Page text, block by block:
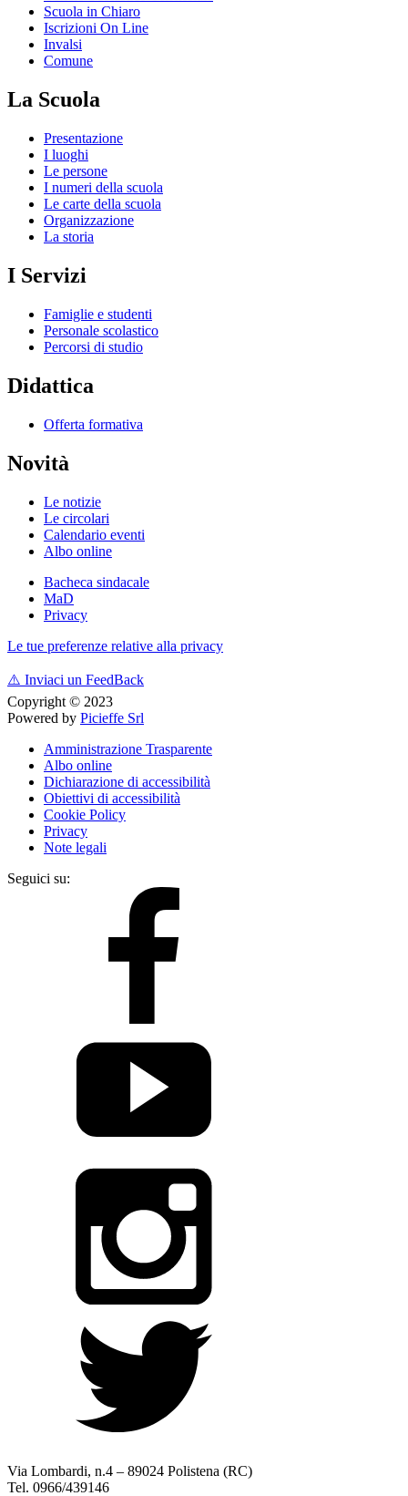
Scuola in Chiaro
Iscrizioni On Line
Invalsi
Comune
La Scuola
Presentazione
I luoghi
Le persone
I numeri della scuola
Le carte della scuola
Organizzazione
La storia
I Servizi
Famiglie e studenti
Personale scolastico
Percorsi di studio
Didattica
Offerta formativa
Novità
Le notizie
Le circolari
Calendario eventi
Albo online
Bacheca sindacale
MaD
Privacy
Le tue preferenze relative alla privacy
⚠️ Inviaci un FeedBack
Copyright © 2023
Powered by Picieffe Srl
Amministrazione Trasparente
Albo online
Dichiarazione di accessibilità
Obiettivi di accessibilità
Cookie Policy
Privacy
Note legali
Seguici su:
Via Lombardi, n.4 – 89024 Polistena (RC)
Tel. 0966/439146